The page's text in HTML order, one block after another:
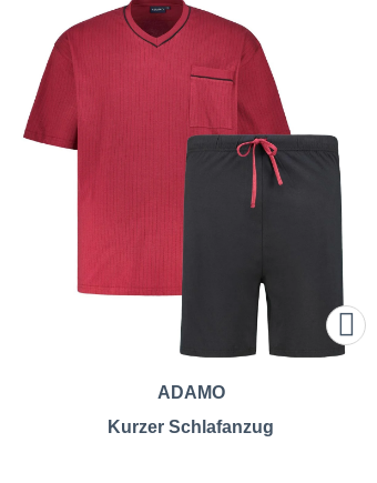
ADAMO
Kurzer Schlafanzug